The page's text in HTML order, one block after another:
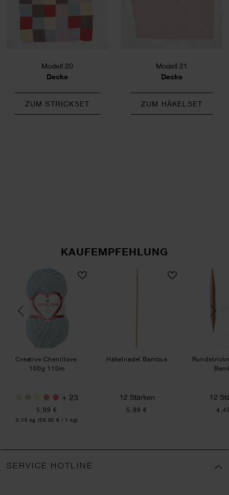
Modell 20
Decke
ZUM STRICKSET
Modell 21
Decke
ZUM HÄKELSET
KAUFEMPFEHLUNG
60cm BambusCreative Chenillove
Creative Chenillove
100g 110m
+ 23
5,99 €
Inhalt:
0,10 kg (59,90 € / 1 kg)
Häkelnadel Bambus
Häkelnadel Bambus
12 Stärken
5,99 €
12
SERVICE HOTLINE